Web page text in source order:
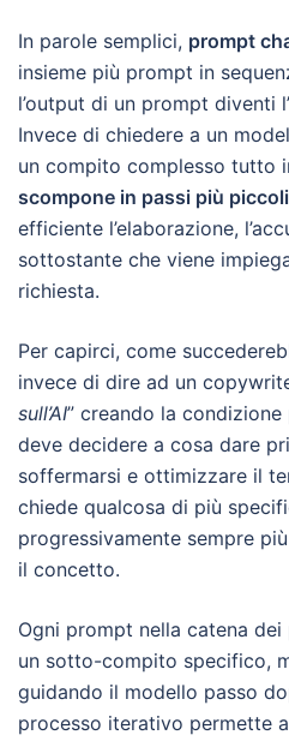
In parole semplici, prompt
insieme più prompt in
l’output di un prompt diventi
Invece di chiedere a un
un compito complesso tutto
scompone in passi più piccoli
efficiente l’elaborazione,
sottostante che viene
richiesta.
Per capirci, come
invece di dire ad un
sull’AI” creando la
deve decidere a cosa dare
soffermarsi e ottimizzare il
chiede qualcosa di più
progressivamente sempre
il concetto.
Ogni prompt nella catena
un sotto-compito specifico,
guidando il modello passo
processo iterativo permette